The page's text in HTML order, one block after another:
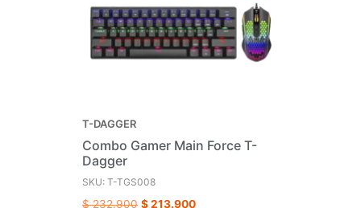
T-DAGGER
Combo Gamer Main Force T-
Dagger
SKU: T-TGS008
$232.900 $213.900